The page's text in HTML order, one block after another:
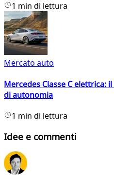
1 min di lettura
Mercato auto
Mercedes Classe C elettrica:
di autonomia
1 min di lettura
Idee e commenti